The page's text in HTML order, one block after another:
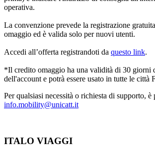
operativa.
La convenzione prevede la registrazione
omaggio ed è valida solo per nuovi utenti.
Accedi all’offerta registrandoti da questo link.
*Il credito omaggio ha una validità di 30 giorni
dell'account e potrà essere usato in tutte le città
Per qualsiasi necessità o richiesta di supporto, è
info.mobility@unicatt.it
ITALO VIAGGI